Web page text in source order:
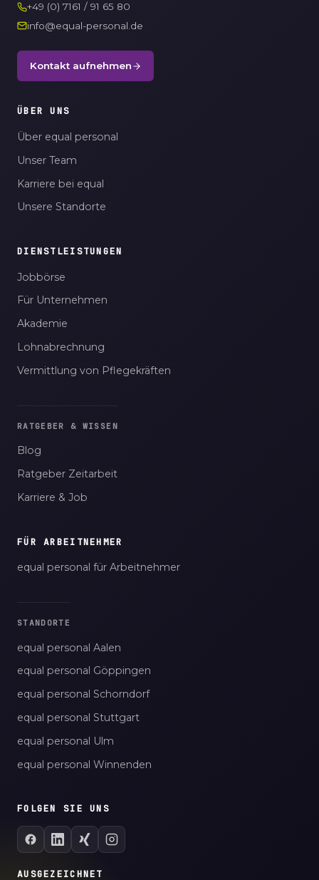
+49 (0) 7161 / 91 65 80
info@equal-personal.de
Kontakt aufnehmen
ÜBER UNS
Über equal personal
Unser Team
Karriere bei equal
Unsere Standorte
DIENSTLEISTUNGEN
Jobbörse
Für Unternehmen
Akademie
Lohnabrechnung
Vermittlung von Pflegekräften
RATGEBER & WISSEN
Blog
Ratgeber Zeitarbeit
Karriere & Job
FÜR ARBEITNEHMER
equal personal für Arbeitnehmer
STANDORTE
equal personal Aalen
equal personal Göppingen
equal personal Schorndorf
equal personal Stuttgart
equal personal Ulm
equal personal Winnenden
FOLGEN SIE UNS
AUSGEZEICHNET